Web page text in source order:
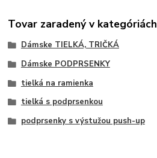
Tovar zaradený v kategóriách
Dámske TIELKÁ, TRIČKÁ
Dámske PODPRSENKY
tielká na ramienka
tielká s podprsenkou
podprsenky s výstužou push-up